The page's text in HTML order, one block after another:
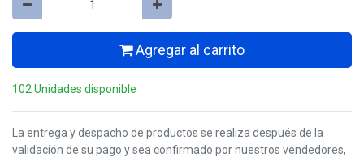
Agregar al carrito
102 Unidades disponible
La entrega y despacho de productos se realiza después de la
validación de su pago y sea confirmado por nuestros vendedores,